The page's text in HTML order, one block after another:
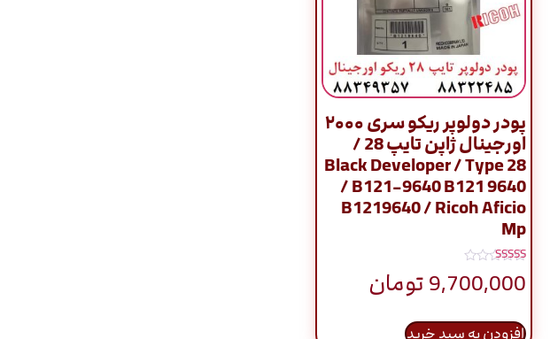
پودر دولوپر ریکو سری ۲۰۰۰
اورجینال ژاپن تایپ 28 /
Black Developer / Type 28
/ B121-9640 B121 9640
B1219640 / Ricoh Aficio
Mp
نمره
5.00
از 5
9,700,000تومان
افزودن به سبد خرید